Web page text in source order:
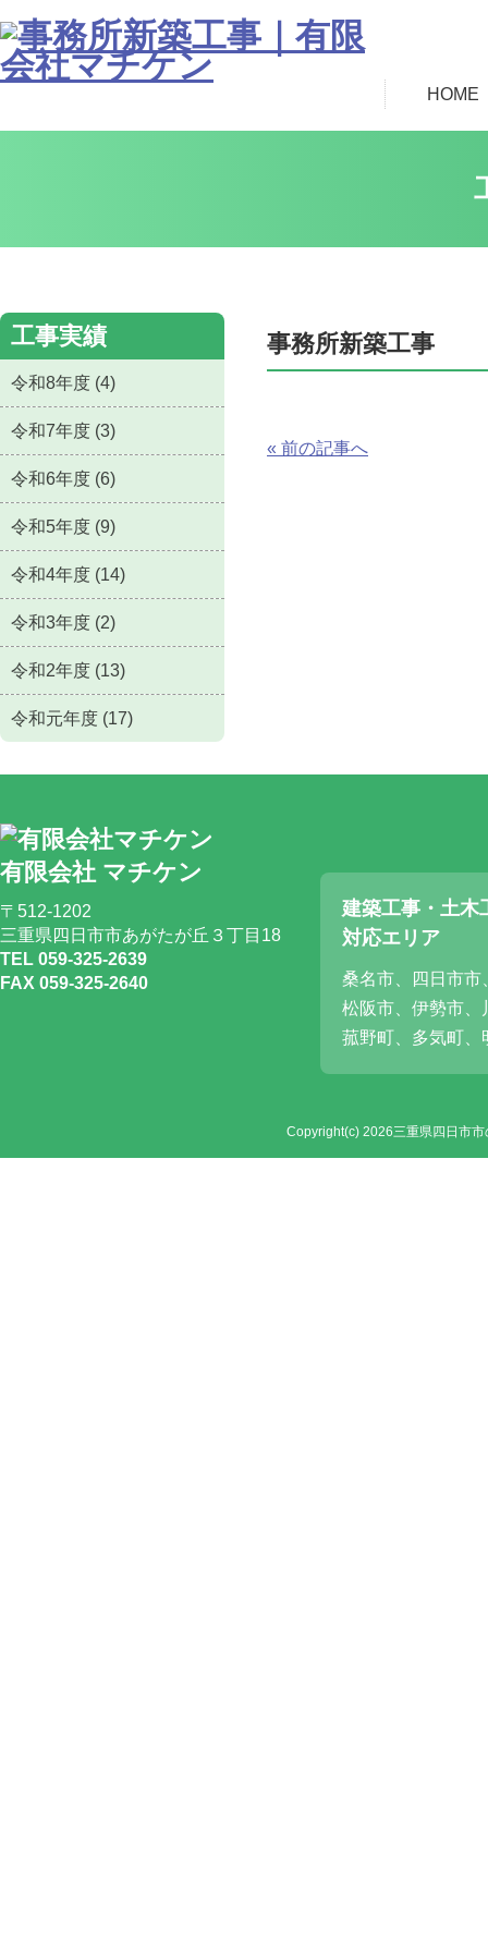
HOME
工事実績
令和8年度 (4)
令和7年度 (3)
令和6年度 (6)
令和5年度 (9)
令和4年度 (14)
令和3年度 (2)
令和2年度 (13)
令和元年度 (17)
事務所新築工事
« 前の記事へ
有限会社 マチケン
〒512-1202
三重県四日市市あがたが丘３丁目18
TEL 059-325-2639
FAX 059-325-2640
建築工事・土木
対応エリア
桑名市、四日市市
松阪市、伊勢市、
菰野町、多気町、
Copyright(c) 2026三重県四日市